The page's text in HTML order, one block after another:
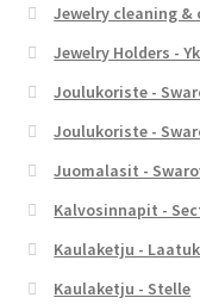
Jewelry cleaning &
Jewelry Holders -
Joulukoriste -
Joulukoriste -
Juomalasit -
Kalvosinnapit -
Kaulaketju -
Kaulaketju - Stelle